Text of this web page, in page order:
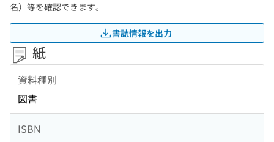
名）等を確認できます。
書誌情報を出力
紙
資料種別
図書
ISBN